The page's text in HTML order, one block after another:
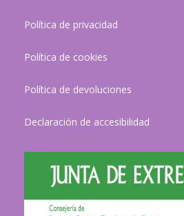
Política de privacidad
Política de cookies
Política de devoluciones
Declaración de accesibilidad